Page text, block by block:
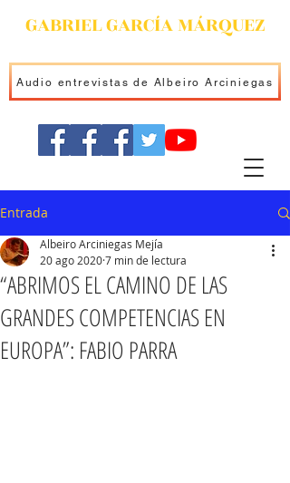
GABRIEL GARCÍA MÁRQUEZ
Audio entrevistas de Albeiro Arciniegas
Entrada
“ABRIMOS EL CAMINO DE LAS
GRANDES COMPETENCIAS EN
EUROPA”: FABIO PARRA
Albeiro Arciniegas Mejía
20 ago 20207 min de lectura